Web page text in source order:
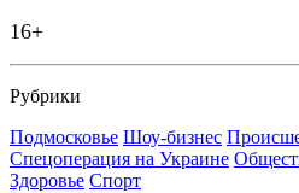
16+
Рубрики
Подмосковье Шоу-бизнес
Спецоперация на Украине
Здоровье Спорт